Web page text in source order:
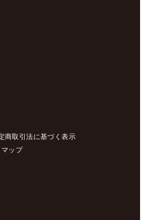
商取引法に基づく表示
ップ